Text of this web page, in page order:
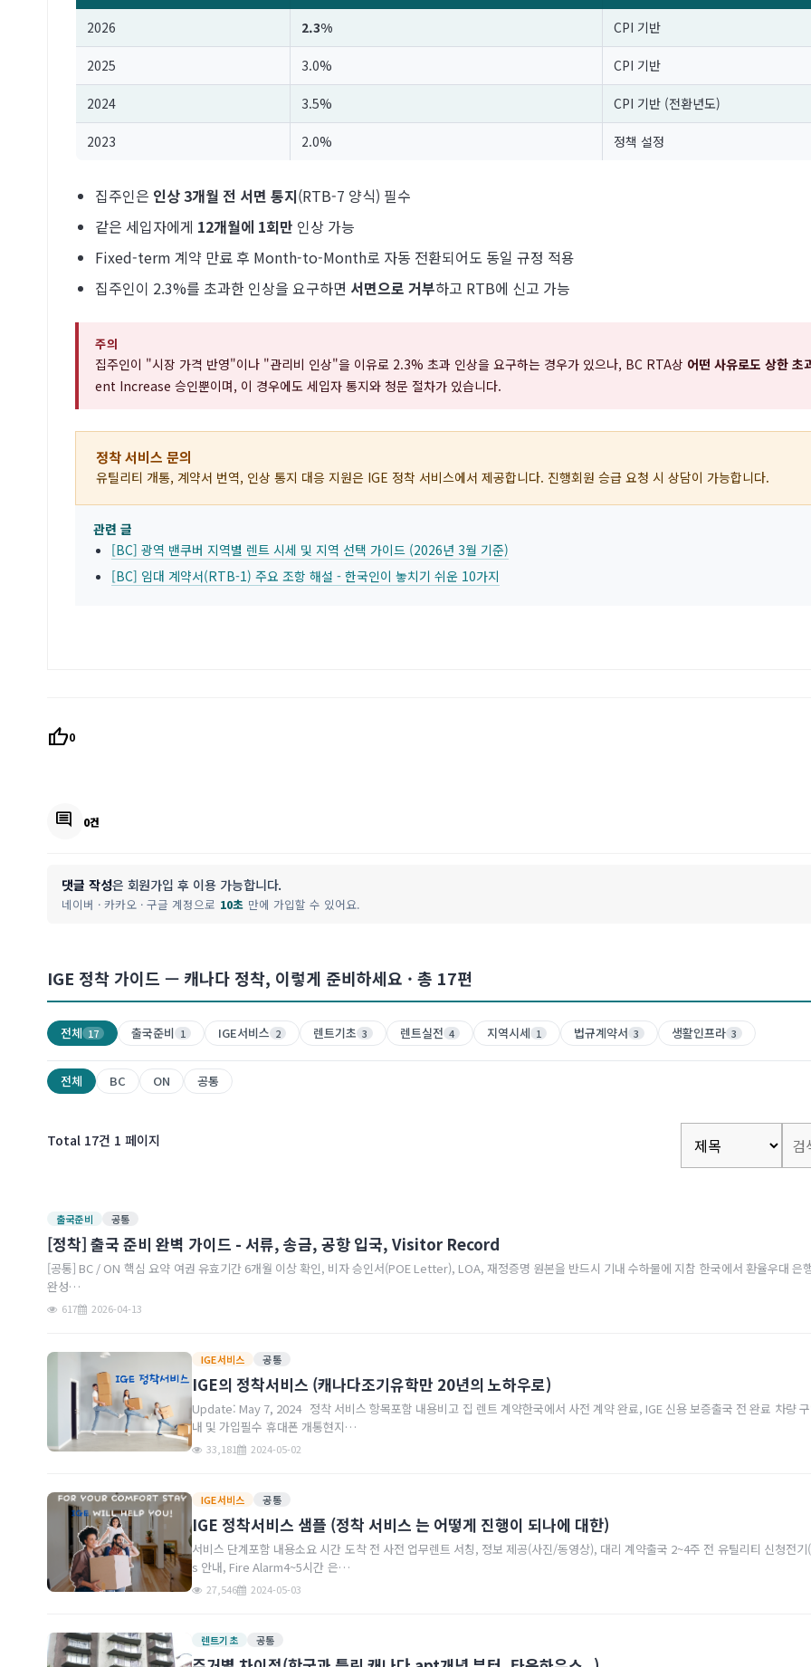
2026 2.3% CPI 기반
2025 3.0% CPI 기반
2024 3.5% CPI 기반 (전환년도)
2023 2.0% 정책 설정
집주인은 인상 3개월 전 서면 통지(RTB-7 양식) 필수
같은 세입자에게 12개월에 1회만 인상 가능
Fixed-term 계약 만료 후 Month-to-Month로 자동 전환되어도 동일 규정 적용
집주인이 2.3%를 초과한 인상을 요구하면 서면으로 거부하고 RTB에 신고 가능
주의
집주인이 "시장 가격 반영"이나 "관리비 인상"을 이유로 2.3% 초과 인상을 요구하는 경우가 있으나, BC RTA상 어떤 사유로도 상한 초
ent Increase 승인뿐이며, 이 경우에도 세입자 통지와 청문 절차가 있습니다.
정착 서비스 문의
유틸리티 개통, 계약서 번역, 인상 통지 대응 지원은 IGE 정착 서비스에서 제공합니다. 진행회원 승급 요청 시 상담이 가능합니다.
관련 글
[BC] 광역 밴쿠버 지역별 렌트 시세 및 지역 선택 가이드 (2026년 3월 기준)
[BC] 임대 계약서(RTB-1) 주요 조항 해설 - 한국인이 놓치기 쉬운 10가지
thumb_up0
comment 0건
댓글 작성은 회원가입 후 이용 가능합니다.
네이버 · 카카오 · 구글 계정으로 10초 만에 가입할 수 있어요.
IGE 정착 가이드 — 캐나다 정착, 이렇게 준비하세요 · 총 17편
전체 17 출국준비 1 IGE서비스 2 렌트기초 3 렌트실전 4 지역시세 1 법규계약서 3 생활인프라 3
전체 BC ON 공통
Total 17건 1 페이지
출국준비 공통
[정착] 출국 준비 완벽 가이드 - 서류, 송금, 공항 입국, Visitor Record
[공통] BC / ON 핵심 요약 여권 유효기간 6개월 이상 확인, 비자 승인서(POE Letter), LOA, 재정증명 원본을 반드시 기내 수하물에 지참 한국에서 환율우대 은행 사전 개설, 초기 비용(자동차, 가구, 보증금 등)을 감안한 환전 및 송금 계획
완성…
617 2026-04-13
IGE서비스 공통
IGE의 정착서비스 (캐나다조기유학만 20년의 노하우로)
Update: May 7, 2024 정착 서비스 항목포함 내용비고 집 렌트 계약한국에서 사전 계약 완료, IGE 신용 보증출국 전 완료 차량 구입중고차 구입 동행, 귀국 시 판매 지원선택 보험 가입자동차/의료 보험 안
내 및 가입필수 휴대폰 개통현지…
33,181 2024-05-02
IGE서비스 공통
IGE 정착서비스 샘플 (정착 서비스 는 어떻게 진행이 되나에 대한)
서비스 단계포함 내용소요 시간 도착 전 사전 업무렌트 서칭, 정보 제공(사진/동영상), 대리 계약출국 2~4주 전 유틸리티 신청전기(BC-Hydro), 인터넷 예약출국 2주 전 공항픽업마중, 마트, 입주, Appliance
s 안내, Fire Alarm4~5시간 은…
27,546 2024-05-03
렌트기초 공통